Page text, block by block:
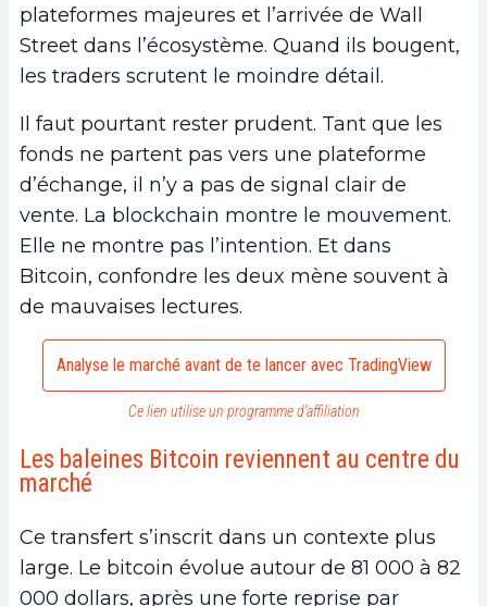
plateformes majeures et l’arrivée de Wall
Street dans l’écosystème. Quand ils bougent,
les traders scrutent le moindre détail.
Il faut pourtant rester prudent. Tant que les
fonds ne partent pas vers une plateforme
d’échange, il n’y a pas de signal clair de
vente. La blockchain montre le mouvement.
Elle ne montre pas l’intention. Et dans
Bitcoin, confondre les deux mène souvent à
de mauvaises lectures.
Analyse le marché avant de te lancer avec TradingView
Ce lien utilise un programme d’affiliation
Les baleines Bitcoin reviennent au centre du
marché
Ce transfert s’inscrit dans un contexte plus
large. Le bitcoin évolue autour de 81 000 à 82
000 dollars, après une forte reprise par